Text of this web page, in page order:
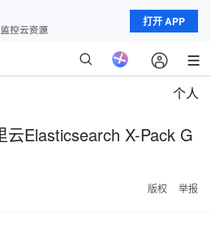
打开 APP
个人
云Elasticsearch X-Pack G
版权 举报